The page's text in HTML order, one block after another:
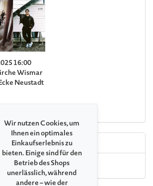
16:00
Wismar
Neustadt
Wir nutzen Cookies, um
Ihnen ein optimales
Einkaufserlebnis zu
bieten. Einige sind für den
Betrieb des Shops
unerlässlich, während
andere – wie der